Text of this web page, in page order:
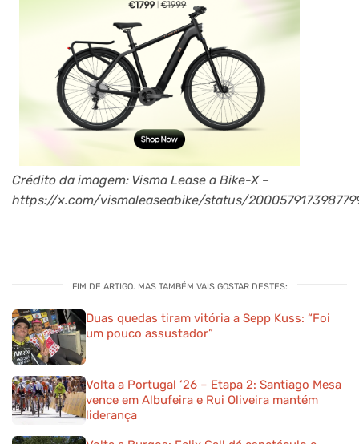
Crédito da imagem: Visma Lease a Bike-X –
https://x.com/vismaleaseabike/status/
FIM DE ARTIGO. MAS TAMBÉM VAIS GOSTAR DESTES:
Duas quedas tiram vitória a Sepp Kuss: “Foi
um pouco assustador”
Volta a Portugal ‘26 – Etapa 2: Santiago Mesa
vence em Albufeira e Rui Oliveira mantém
liderança